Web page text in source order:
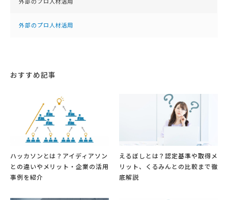
外部のプロ人材活用
おすすめ記事
ハッカソンとは？アイディアソン
との違いやメリット・企業の活用
事例を紹介
えるぼしとは？認定基準や取得メ
リット、くるみんとの比較まで徹
底解説